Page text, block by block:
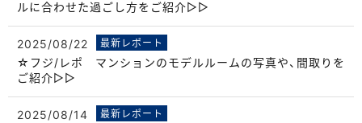
ルに合わせた過ごし方をご紹介▷▷
2025/08/22 最新レポート
☆フジ/レポ マンションのモデルルームの写真や、間取りを
ご紹介▷▷
2025/08/14 最新レポート